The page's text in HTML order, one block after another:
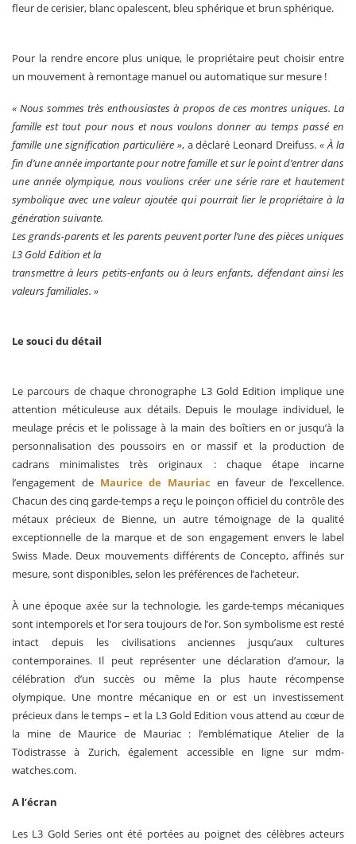
fleur de cerisier, blanc opalescent, bleu sphérique et brun sphérique.
Pour la rendre encore plus unique, le propriétaire peut choisir entre
un mouvement à remontage manuel ou automatique sur mesure !
« Nous sommes très enthousiastes à propos de ces montres uniques. La
famille est tout pour nous et nous voulons donner au temps passé en
famille une signification particulière », a déclaré Leonard Dreifuss.« À la
fin d’une année importante pour notre famille et sur le point d’entrer dans
une année olympique, nous voulions créer une série rare et hautement
symbolique avec une valeur ajoutée qui pourrait lier le propriétaire à la
génération suivante.
Les grands-parents et les parents peuvent porter l’une des pièces uniques
L3 Gold Edition et la
transmettre à leurs petits-enfants ou à leurs enfants, défendant ainsi les
valeurs familiales. »
Le souci du détail
Le parcours de chaque chronographe L3 Gold Edition implique une
attention méticuleuse aux détails. Depuis le moulage individuel, le
meulage précis et le polissage à la main des boîtiers en or jusqu’à la
personnalisation des poussoirs en or massif et la production de
cadrans minimalistes très originaux : chaque étape incarne
l’engagement de Maurice de Mauriac en faveur de l’excellence.
Chacun des cinq garde-temps a reçu le poinçon officiel du contrôle des
métaux précieux de Bienne, un autre témoignage de la qualité
exceptionnelle de la marque et de son engagement envers le label
Swiss Made. Deux mouvements différents de Concepto, affinés sur
mesure, sont disponibles, selon les préférences de l’acheteur.
À une époque axée sur la technologie, les garde-temps mécaniques
sont intemporels et l’or sera toujours de l’or. Son symbolisme est resté
intact depuis les civilisations anciennes jusqu’aux cultures
contemporaines. Il peut représenter une déclaration d’amour, la
célébration d’un succès ou même la plus haute récompense
olympique. Une montre mécanique en or est un investissement
précieux dans le temps – et la L3 Gold Edition vous attend au cœur de
la mine de Maurice de Mauriac : l’emblématique Atelier de la
Tödistrasse à Zurich, également accessible en ligne sur mdm-
watches.com.
A l’écran
Les L3 Gold Series ont été portées au poignet des célèbres acteurs